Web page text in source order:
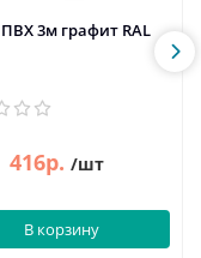
3м графит RAL
416р. /шт
В корзину